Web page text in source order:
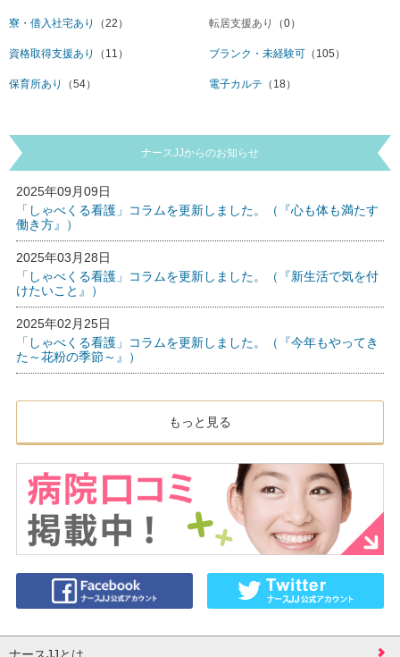
寮・借入社宅あり （22） 転居支援あり （0）
資格取得支援あり （11） ブランク・未経験可 （105）
保育所あり （54） 電子カルテ （18）
ナースJJからのお知らせ
2025年09月09日
「しゃべくる看護」コラムを更新しました。（『心も体も満たす
働き方』）
2025年03月28日
「しゃべくる看護」コラムを更新しました。（『新生活で気を付
けたいこと』）
2025年02月25日
「しゃべくる看護」コラムを更新しました。（『今年もやってき
た～花粉の季節～』）
もっと見る
ナースJJとは